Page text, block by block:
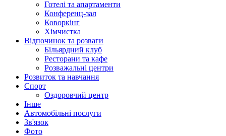
Готелі та апартаменти
Конференц-зал
Коворкінг
Хімчистка
Відпочинок та розваги
Більярдний клуб
Ресторани та кафе
Розважальні центри
Розвиток та навчання
Спорт
Оздоровчий центр
Інше
Автомобільні послуги
Зв'язок
Фото